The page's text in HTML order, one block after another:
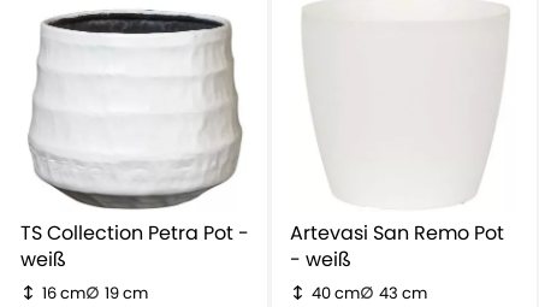
TS Collection Petra Pot -
weiß
16 cm 19 cm
Artevasi San Remo Pot
- weiß
40 cm 43 cm